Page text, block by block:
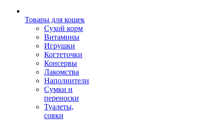
Товары для кошек
Cухой корм
Витамины
Игрушки
Когтеточки
Консервы
Лакомства
Наполнители
Сумки и
переноски
Туалеты,
совки